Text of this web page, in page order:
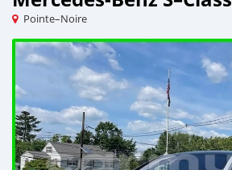
Pointe–Noire